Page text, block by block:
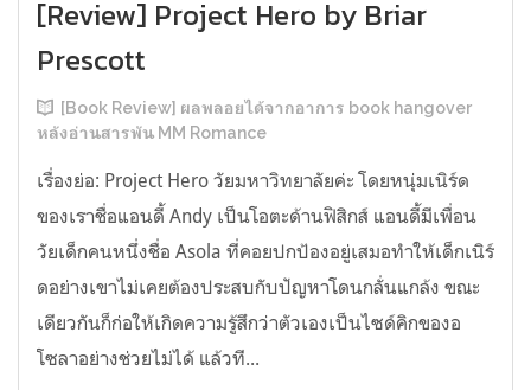
[Review] Project Hero by Briar
Prescott
[Book Review] ผลพลอยได้จากอาการ book hangover
หลังอ่านสารพัน MM Romance
เรื่องย่อ: Project Hero วัยมหาวิทยาลัยค่ะ โดยหนุ่มเนิร์ด
ของเราชื่อแอนดี้ Andy เป็นโอตะด้านฟิสิกส์ แอนดี้มีเพื่อน
วัยเด็กคนหนึ่งชื่อ Asola ที่คอยปกป้องอยู่เสมอทำให้เด็กเนิร์
ดอย่างเขาไม่เคยต้องประสบกับปัญหาโดนกลั่นแกล้ง ขณะ
เดียวกันก็ก่อให้เกิดความรู้สึกว่าตัวเองเป็นไซด์คิกของอ
โซลาอย่างช่วยไม่ได้ แล้วที...